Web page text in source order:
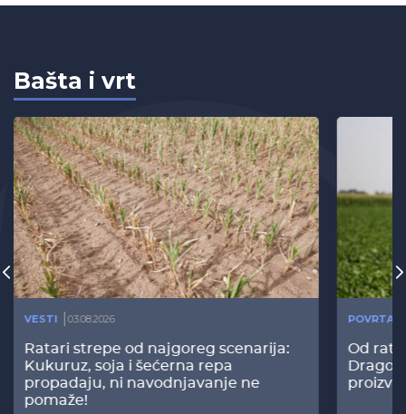
Bašta i vrt
VESTI 03.08.2026
Ratari strepe od najgoreg scenarija:
Kukuruz, soja i šećerna repa
propadaju, ni navodnjavanje ne
pomaže!
Od